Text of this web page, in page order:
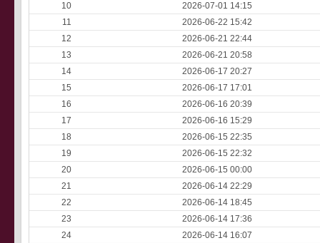
10
2026-07-01 14:15
11
2026-06-22 15:42
12
2026-06-21 22:44
13
2026-06-21 20:58
14
2026-06-17 20:27
15
2026-06-17 17:01
16
2026-06-16 20:39
17
2026-06-16 15:29
18
2026-06-15 22:35
19
2026-06-15 22:32
20
2026-06-15 00:00
21
2026-06-14 22:29
22
2026-06-14 18:45
23
2026-06-14 17:36
24
2026-06-14 16:07